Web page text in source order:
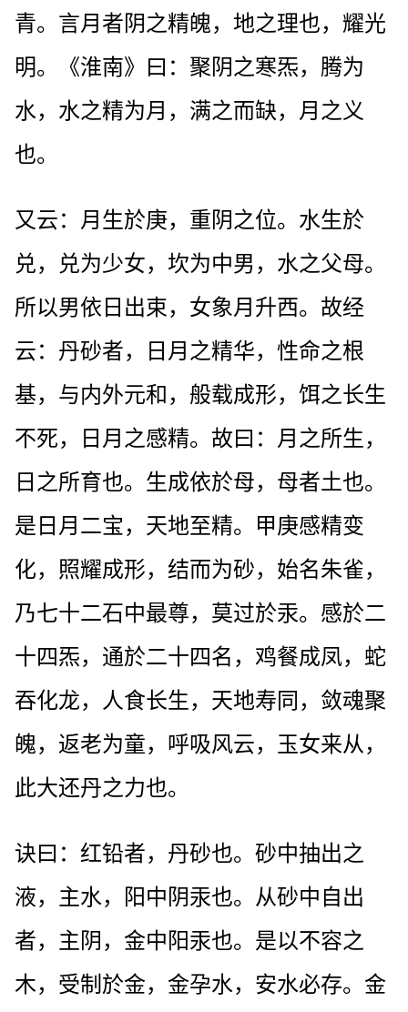
青。言月者阴之精魄，地之理也，耀光
明。《淮南》曰：聚阴之寒炁，腾为
水，水之精为月，满之而缺，月之义
也。
又云：月生於庚，重阴之位。水生於
兑，兑为少女，坎为中男，水之父母。
所以男依日出束，女象月升西。故经
云：丹砂者，日月之精华，性命之根
基，与内外元和，般载成形，饵之长生
不死，日月之感精。故曰：月之所生，
日之所育也。生成依於母，母者土也。
是日月二宝，天地至精。甲庚感精变
化，照耀成形，结而为砂，始名朱雀，
乃七十二石中最尊，莫过於汞。感於二
十四炁，通於二十四名，鸡餐成凤，蛇
吞化龙，人食长生，天地寿同，敛魂聚
魄，返老为童，呼吸风云，玉女来从，
此大还丹之力也。
诀曰：红铅者，丹砂也。砂中抽出之
液，主水，阳中阴汞也。从砂中自出
者，主阴，金中阳汞也。是以不容之
木，受制於金，金孕水，安水必存。金